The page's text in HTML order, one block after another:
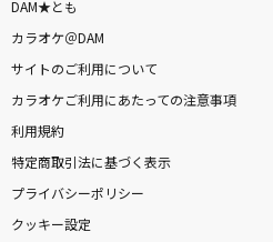
DAM★とも
カラオケ＠DAM
サイトのご利用について
カラオケご利用にあたっての注意事項
利用規約
特定商取引法に基づく表示
プライバシーポリシー
クッキー設定